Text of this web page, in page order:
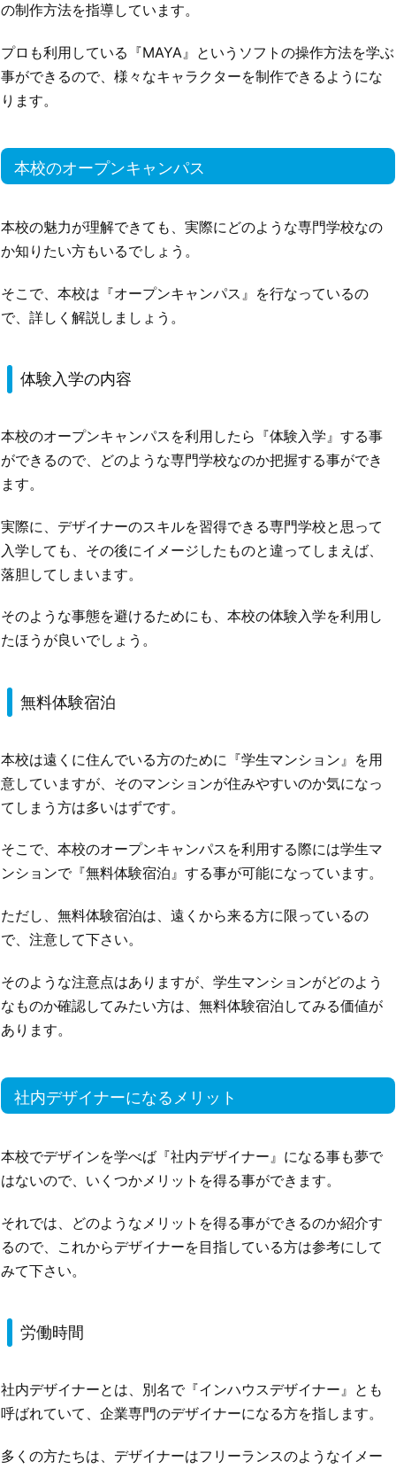
の制作方法を指導しています。
プロも利用している『MAYA』というソフトの操作方法を学ぶ
事ができるので、様々なキャラクターを制作できるようにな
ります。
本校のオープンキャンパス
本校の魅力が理解できても、実際にどのような専門学校なの
か知りたい方もいるでしょう。
そこで、本校は『オープンキャンパス』を行なっているの
で、詳しく解説しましょう。
体験入学の内容
本校のオープンキャンパスを利用したら『体験入学』する事
ができるので、どのような専門学校なのか把握する事ができ
ます。
実際に、デザイナーのスキルを習得できる専門学校と思って
入学しても、その後にイメージしたものと違ってしまえば、
落胆してしまいます。
そのような事態を避けるためにも、本校の体験入学を利用し
たほうが良いでしょう。
無料体験宿泊
本校は遠くに住んでいる方のために『学生マンション』を用
意していますが、そのマンションが住みやすいのか気になっ
てしまう方は多いはずです。
そこで、本校のオープンキャンパスを利用する際には学生マ
ンションで『無料体験宿泊』する事が可能になっています。
ただし、無料体験宿泊は、遠くから来る方に限っているの
で、注意して下さい。
そのような注意点はありますが、学生マンションがどのよう
なものか確認してみたい方は、無料体験宿泊してみる価値が
あります。
社内デザイナーになるメリット
本校でデザインを学べば『社内デザイナー』になる事も夢で
はないので、いくつかメリットを得る事ができます。
それでは、どのようなメリットを得る事ができるのか紹介す
るので、これからデザイナーを目指している方は参考にして
みて下さい。
労働時間
社内デザイナーとは、別名で『インハウスデザイナー』とも
呼ばれていて、企業専門のデザイナーになる方を指します。
多くの方たちは、デザイナーはフリーランスのようなイメー